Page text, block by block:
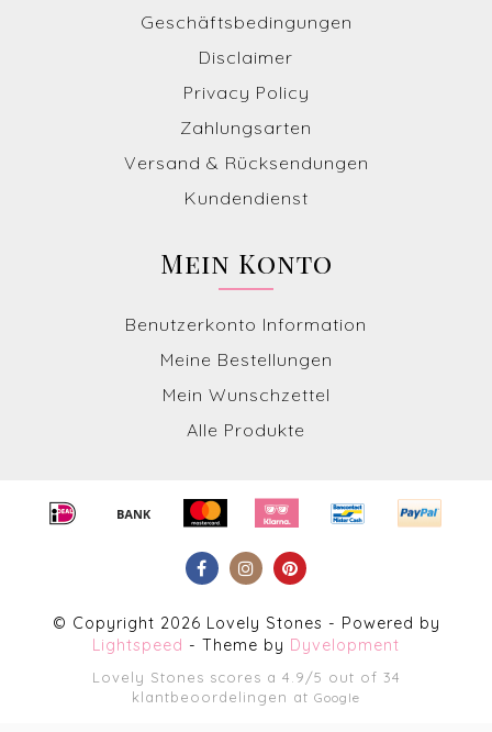
Geschäftsbedingungen
Disclaimer
Privacy Policy
Zahlungsarten
Versand & Rücksendungen
Kundendienst
Mein Konto
Benutzerkonto Information
Meine Bestellungen
Mein Wunschzettel
Alle Produkte
© Copyright 2026 Lovely Stones - Powered by
Lightspeed - Theme by Dyvelopment
Lovely Stones scores a 4.9/5 out of 34
klantbeoordelingen at Google